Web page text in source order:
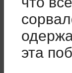
эта